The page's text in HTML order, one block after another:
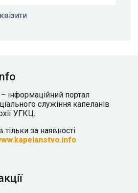
– інформаційний портал
служіння капеланів
УГКЦ.
за наявності